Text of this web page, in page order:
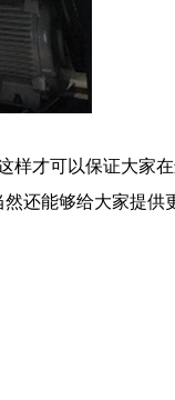
才可以保证大家在
还能够给大家提供